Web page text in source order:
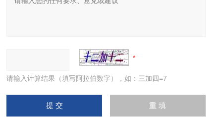
请输入计算结果（填写阿拉伯数字），如：三加四=7